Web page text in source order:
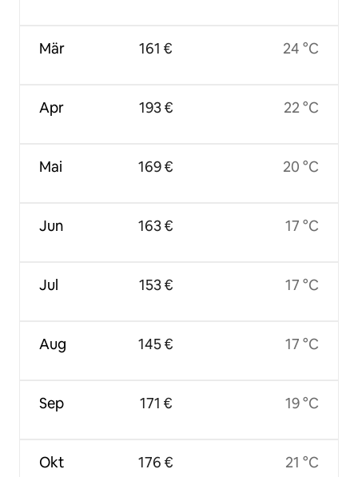
Mär
Apr
Mai
Jun
Jul
Aug
Sep
Okt
161 €
193 €
169 €
163 €
153 €
145 €
171 €
176 €
24 °C
22 °C
20 °C
17 °C
17 °C
17 °C
19 °C
21 °C